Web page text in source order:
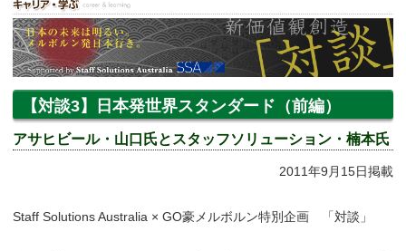
【対談3】日本発世界スタンダード（前編）
アサヒビール・山口氏とスタッフソリューション・楠本氏
2011年9月15日掲載
Staff Solutions Australia × GO豪メルボルン特別企画 「対談」